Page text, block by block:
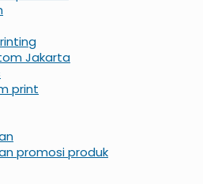
Jakarta
print
promosi produk